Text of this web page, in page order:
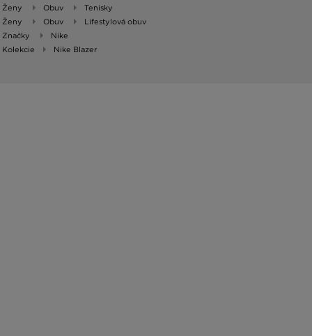
Ženy Obuv
Tenisky
Ženy
Obuv
Lifestylová obuv
Značky
Nike
Kolekcie
Nike Blazer